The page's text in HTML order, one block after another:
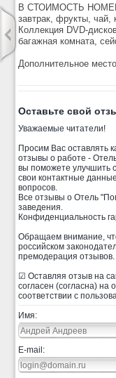
В СТОИМОСТЬ
завтрак, фрукты,
Коллекция DVD-
багажная комната,
Дополнительное
Оставьте свой
Уважаемые читатели!
Просим Вас оставлять
отзывы о работе -
вы поможете улучшить
свои контактные
вопросов.
Все отзывы о Отель
заведения.
Конфиденциальность
Обращаем внимание,
российском
премодерация отзывов.
☑ Оставляя отзыв на
согласен (согласна) на
соответствии с
Имя:
E-mail: